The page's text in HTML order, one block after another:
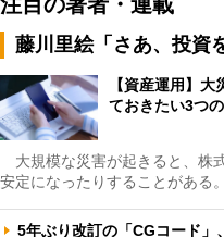
藤川里絵「さあ、投資
【資産運用】
ておきたい3つ
大規模な災害が起きると、株
安定になったりすることがある
5年ぶり改訂の「CGコード